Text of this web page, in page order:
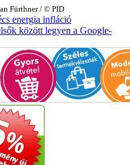
Fürthner / © PID
energia infláció
között legyen a Google-